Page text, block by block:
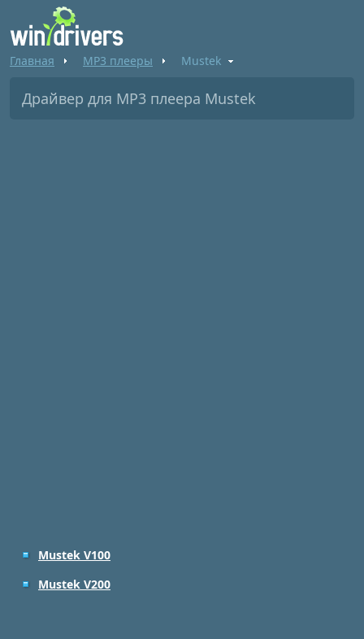
Главная MP3 плееры Mustek
Драйвер для MP3 плеера Mustek
Mustek V100
Mustek V200